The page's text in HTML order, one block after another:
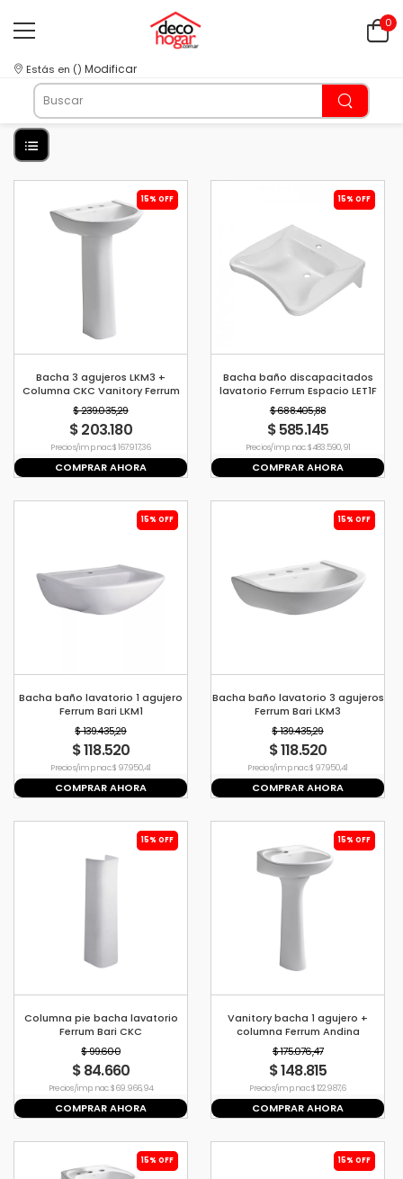
0
Estás en () Modificar
15% OFF
Bacha 3 agujeros LKM3 +
Columna CKC Vanitory Ferrum
Bari
$ 239.035,29
$ 203.180
Precio s/imp. nac. $ 167.917,36
COMPRAR AHORA
15% OFF
Bacha baño discapacitados
lavatorio Ferrum Espacio LET1F
$ 688.405,88
$ 585.145
Precio s/imp. nac. $ 483.590,91
COMPRAR AHORA
15% OFF
Bacha baño lavatorio 1 agujero
Ferrum Bari LKM1
$ 139.435,29
$ 118.520
Precio s/imp. nac. $ 97.950,41
COMPRAR AHORA
15% OFF
Bacha baño lavatorio 3 agujeros
Ferrum Bari LKM3
$ 139.435,29
$ 118.520
Precio s/imp. nac. $ 97.950,41
COMPRAR AHORA
15% OFF
Columna pie bacha lavatorio
Ferrum Bari CKC
$ 99.600
$ 84.660
Precio s/imp. nac. $ 69.966,94
COMPRAR AHORA
15% OFF
Vanitory bacha 1 agujero +
columna Ferrum Andina
$ 175.076,47
$ 148.815
Precio s/imp. nac. $ 122.987,6
COMPRAR AHORA
15% OFF 15% OFF